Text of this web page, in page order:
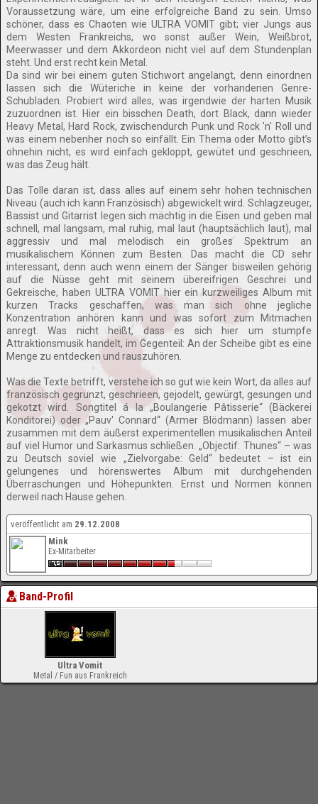
Voraussetzung wäre, um eine erfolgreiche Band zu sein. Umso
schöner, dass es Chaoten wie ULTRA VOMIT gibt; vier Jungs aus
dem Westen Frankreichs, wo sonst außer Wein, Weißbrot,
Meerwasser und dem Akkordeon nicht viel auf dem Stundenplan
steht. Und erst recht kein Metal.
Da sind wir bei einem guten Stichwort angelangt, denn einordnen
lassen sich die Wüteriche in keine der vorhandenen Genre-
Schubladen. Probiert wird alles, was irgendwie der harten Musik
zuzuordnen ist. Hier ein bisschen Death, dort Black, dann wieder
Heavy Metal, Hard Rock, zwischendurch Punk und Rock 'n' Roll und
was einem nebenher noch so einfällt. Ein Thema oder Motto gibt’s
ohnehin nicht, es wird einfach gekloppt, gewütet und geschrieen,
was das Zeug hält.
Das Tolle daran ist, dass alles auf einem sehr hohen technischen
Niveau (auch ich kann Französisch) abgewickelt wird. Schlagzeuger,
Bassist und Gitarrist legen sich mächtig in die Eisen und geben mal
schnell, mal langsam, mal ruhig, mal laut (hauptsächlich laut), mal
aggressiv und mal melodisch ein großes Spektrum an
musikalischem Können zum Besten. Das macht die CD sehr
interessant, denn auch wenn einem der Sänger bisweilen gehörig
auf die Nüsse geht mit seinem übereifrigen Geschrei und
Gekreische, haben ULTRA VOMIT hier ein kurzweiliges Album mit
kurzen Tracks geschaffen, was man sich ohne jegliche
Konzentration anhören kann und was sofort zum Mitmachen
anregt. Was nicht heißt, dass es sich hier um stumpfe
Attraktionsmusik handelt, im Gegenteil: An der Scheibe gibt es eine
Menge zu entdecken und rauszuhören.
Was die Texte betrifft, verstehe ich so gut wie kein Wort, da alles auf
französisch gegrunzt, geschrieen, gejodelt, gewürgt, gesungen und
gekotzt wird. Songtitel á la „Boulangerie Pâtisserie“ (Bäckerei
Konditorei) oder „Pauv' Connard“ (Armer Blödmann) lassen aber
zusammen mit dem äußerst experimentellen musikalischen Anteil
auf viel Humor und Sarkasmus schließen. „Objectif: Thunes“ – was
zu Deutsch soviel wie „Zielvorgabe: Geld“ bedeutet – ist ein
gelungenes und hörenswertes Album mit durchgehenden
Überraschungen und Höhepunkten. Ernst und Normen können
derweil nach Hause gehen.
veröffentlicht am 29.12.2008
Mink
Ex-Mitarbeiter
Band-Profil
Ultra Vomit
Metal / Fun aus Frankreich